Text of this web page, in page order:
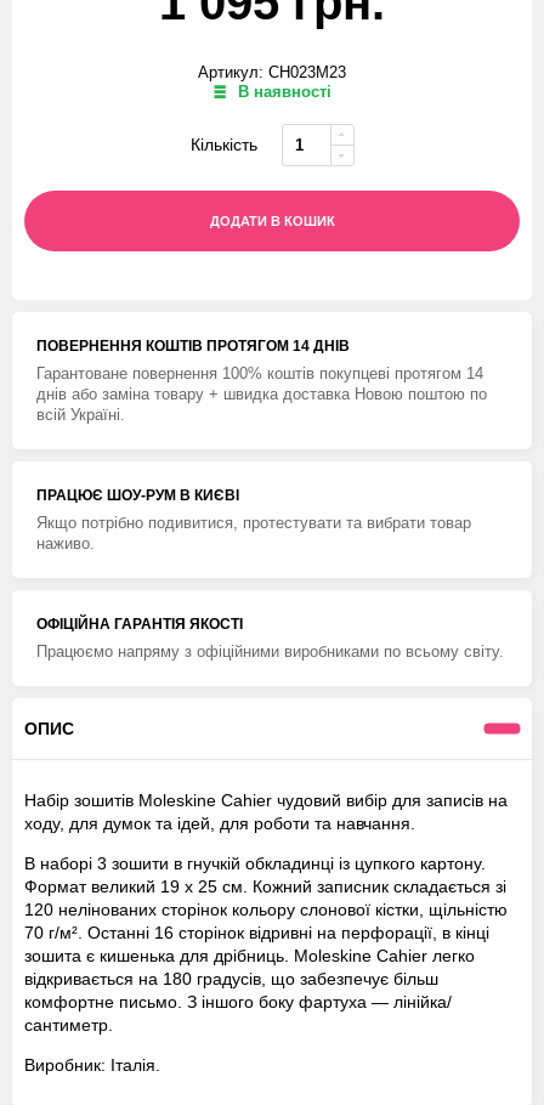
Артикул: CH023M23
В наявності
Кількість
ДОДАТИ В КОШИК
ПОВЕРНЕННЯ КОШТIВ ПРОТЯГОМ 14 ДНIВ
Гарантоване повернення 100% коштів покупцеві протягом 14
днів або заміна товару + швидка доставка Новою поштою по
всій Україні.
ПРАЦЮЄ ШОУ-РУМ В КИЄВІ
Якщо потрібно подивитися, протестувати та вибрати товар
наживо.
ОФІЦІЙНА ГАРАНТІЯ ЯКОСТІ
Працюємо напряму з офіційними виробниками по всьому світу.
ОПИС
Набір зошитів Moleskine Cahier чудовий вибір для записів на
ходу, для думок та ідей, для роботи та навчання.
В наборі 3 зошити в гнучкій обкладинці із цупкого картону.
Формат великий 19 х 25 см. Кожний записник складається зі
120 нелінованих сторінок кольору слонової кістки, щільністю
70 г/м². Останні 16 сторінок відривні на перфорації, в кінці
зошита є кишенька для дрібниць. Moleskine Cahier легко
відкривається на 180 градусів, що забезпечує більш
комфортне письмо. З іншого боку фартуха — лінійка/
сантиметр.
Виробник: Італія.